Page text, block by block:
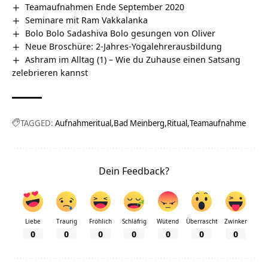
Teamaufnahmen Ende September 2020
Seminare mit Ram Vakkalanka
Bolo Bolo Sadashiva Bolo gesungen von Oliver
Neue Broschüre: 2-Jahres-Yogalehrerausbildung
Ashram im Alltag (1) – Wie du Zuhause einen Satsang
zelebrieren kannst
TAGGED: Aufnahmeritual Bad Meinberg Ritual Teamaufnahme
Dein Feedback?
Liebe
0
Traurig
0
Fröhlich
0
Schläfrig
0
Wütend
0
Überrascht
0
Zwinker
0